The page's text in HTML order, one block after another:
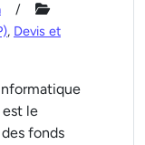
, Devis et
le
fonds